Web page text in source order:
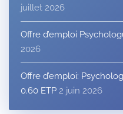
juillet 2026
Offre d’emploi
2026
Offre d’emploi:
0.60 ETP 2 juin 2026